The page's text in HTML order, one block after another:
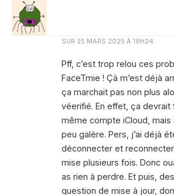
SUR 25 MARS 2025 À 19H24
Pff, c’est trop relou ces
FaceTmie ! Çà m’est déjà
ça marchait pas non plus
véerifié. En effet, ça devrait
même compte iCloud, mais
peu galère. Pers, j’ai déjà
déconnecter et
mise plusieurs fois. Donc
as rien à perdre. Et puis,
question de mise à jour,